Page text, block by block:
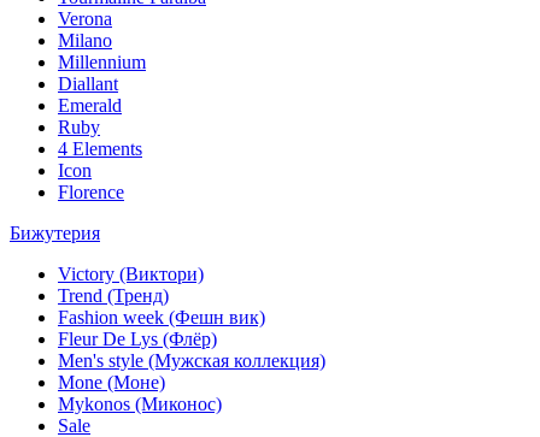
Verona
Milano
Millennium
Diallant
Emerald
Ruby
4 Elements
Icon
Florence
Бижутерия
Victory (Виктори)
Trend (Тренд)
Fashion week (Фешн вик)
Fleur De Lys (Флёр)
Men's style (Мужская коллекция)
Mone (Моне)
Mykonos (Миконос)
Sale